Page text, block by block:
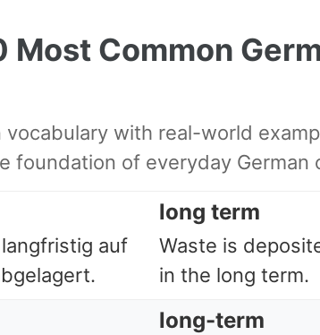
Most Common
vocabulary with real-world
foundation of everyday German
long term
auf
Waste is
in the long term.
long-term